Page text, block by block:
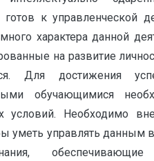
к управленческой
характера данной
на развитие
Для достижения
обучающимися
условий. Необходимо
уметь управлять данным
обеспечивающие